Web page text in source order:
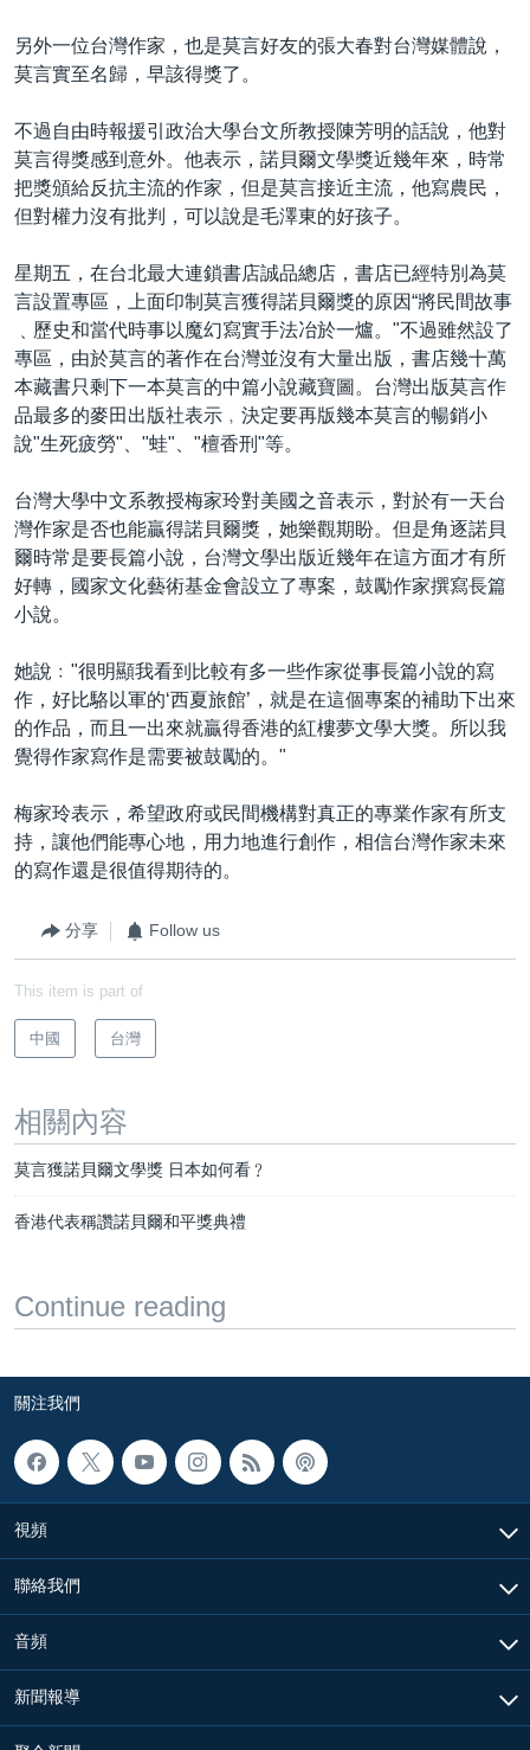
另外一位台灣作家，也是莫言好友的張大春對台灣媒體說，
莫言實至名歸，早該得獎了。
不過自由時報援引政治大學台文所教授陳芳明的話說，他對
莫言得獎感到意外。他表示，諾貝爾文學獎近幾年來，時常
把獎頒給反抗主流的作家，但是莫言接近主流，他寫農民，
但對權力沒有批判，可以說是毛澤東的好孩子。
星期五，在台北最大連鎖書店誠品總店，書店已經特別為莫
言設置專區，上面印制莫言獲得諾貝爾獎的原因“將民間故事
﹑歷史和當代時事以魔幻寫實手法冶於一爐。"不過雖然設了
專區，由於莫言的著作在台灣並沒有大量出版，書店幾十萬
本藏書只剩下一本莫言的中篇小說藏寶圖。台灣出版莫言作
品最多的麥田出版社表示﹐決定要再版幾本莫言的暢銷小
說"生死疲勞"、"蛙"、"檀香刑"等。
台灣大學中文系教授梅家玲對美國之音表示，對於有一天台
灣作家是否也能贏得諾貝爾獎，她樂觀期盼。但是角逐諾貝
爾時常是要長篇小說，台灣文學出版近幾年在這方面才有所
好轉，國家文化藝術基金會設立了專案，鼓勵作家撰寫長篇
小說。
她說﹕"很明顯我看到比較有多一些作家從事長篇小說的寫
作，好比駱以軍的‘西夏旅館’，就是在這個專案的補助下出來
的作品，而且一出來就贏得香港的紅樓夢文學大獎。所以我
覺得作家寫作是需要被鼓勵的。"
梅家玲表示，希望政府或民間機構對真正的專業作家有所支
持，讓他們能專心地，用力地進行創作，相信台灣作家未來
的寫作還是很值得期待的。
分享 Follow us
This item is part of
中國 台灣
相關內容
莫言獲諾貝爾文學獎 日本如何看﹖
香港代表稱讚諾貝爾和平獎典禮
Continue reading
關注我們
視頻
聯絡我們
音頻
新聞報導